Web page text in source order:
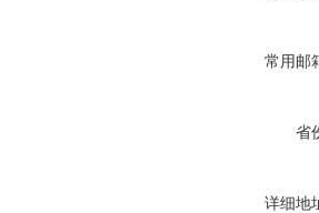
常用邮
省
详细地